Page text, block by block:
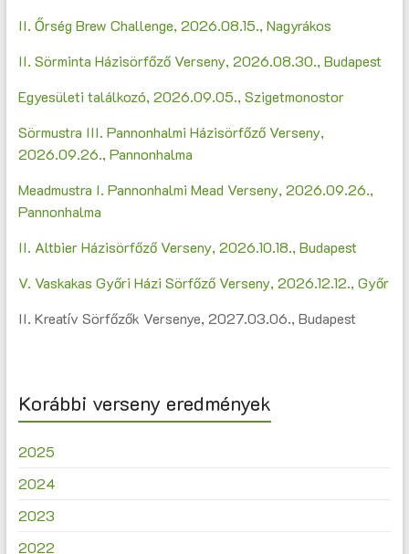
II. Őrség Brew Challenge, 2026.08.15., Nagyrákos
II. Sörminta Házisörfőző Verseny, 2026.08.30., Budapest
Egyesületi találkozó, 2026.09.05., Szigetmonostor
Sörmustra III. Pannonhalmi Házisörfőző Verseny,
2026.09.26., Pannonhalma
Meadmustra I. Pannonhalmi Mead Verseny, 2026.09.26.,
Pannonhalma
II. Altbier Házisörfőző Verseny, 2026.10.18., Budapest
V. Vaskakas Győri Házi Sörfőző Verseny, 2026.12.12., Győr
II. Kreatív Sörfőzők Versenye, 2027.03.06., Budapest
Korábbi verseny eredmények
2025
2024
2023
2022